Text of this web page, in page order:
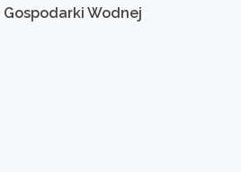
Gospodarki Wodnej